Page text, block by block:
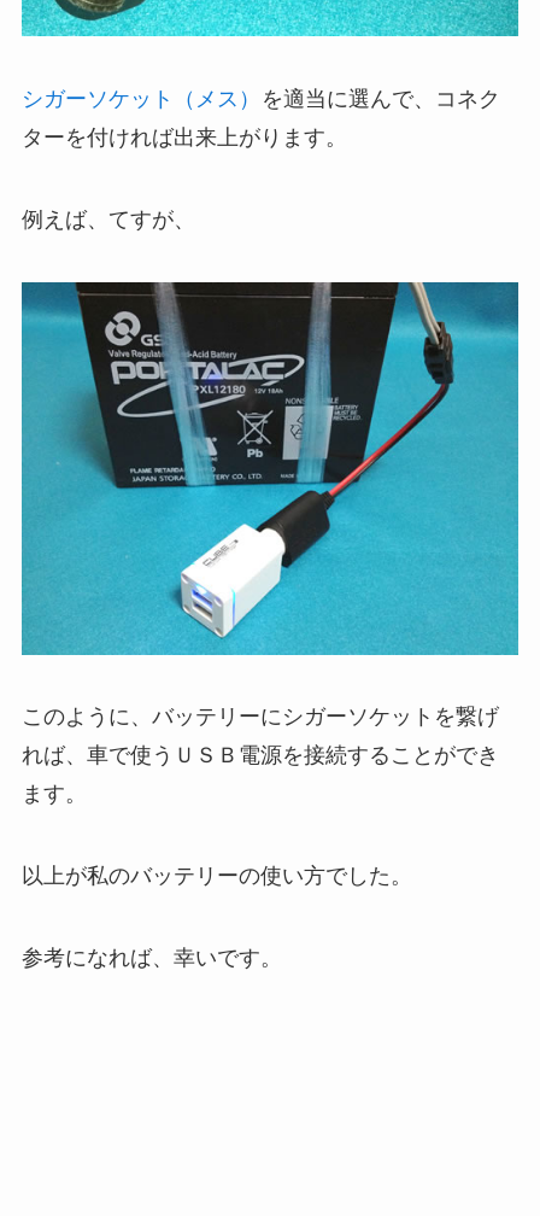
シガーソケット（メス）
を適当に選んで、コネク
ターを付ければ出来上がります。
例えば、てすが、
このように、バッテリーにシガーソケットを繋げ
れば、車で使うＵＳＢ電源を接続することができ
ます。
以上が私のバッテリーの使い方でした。
参考になれば、幸いです。